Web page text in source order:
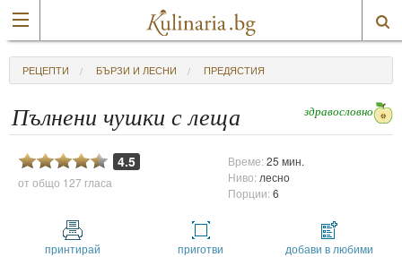
РЕЦЕПТИ БЪРЗИ И ЛЕСНИ ПРЕДЯСТИЯ
Пълнени чушки с леща здравословно
4.5
от общо 127 гласа
Време:25 мин.
Ниво: лесно
Порции:6
принтирай приготви добави в любими